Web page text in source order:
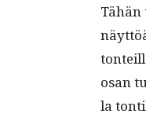
osan
la